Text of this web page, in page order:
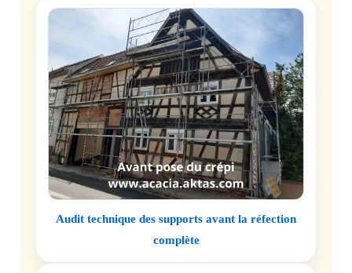
Audit technique des supports avant la réfection
complète